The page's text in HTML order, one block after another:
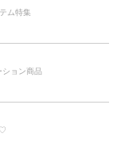
ム特集
ション商品